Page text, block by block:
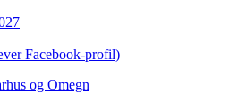
Facebook-profil)